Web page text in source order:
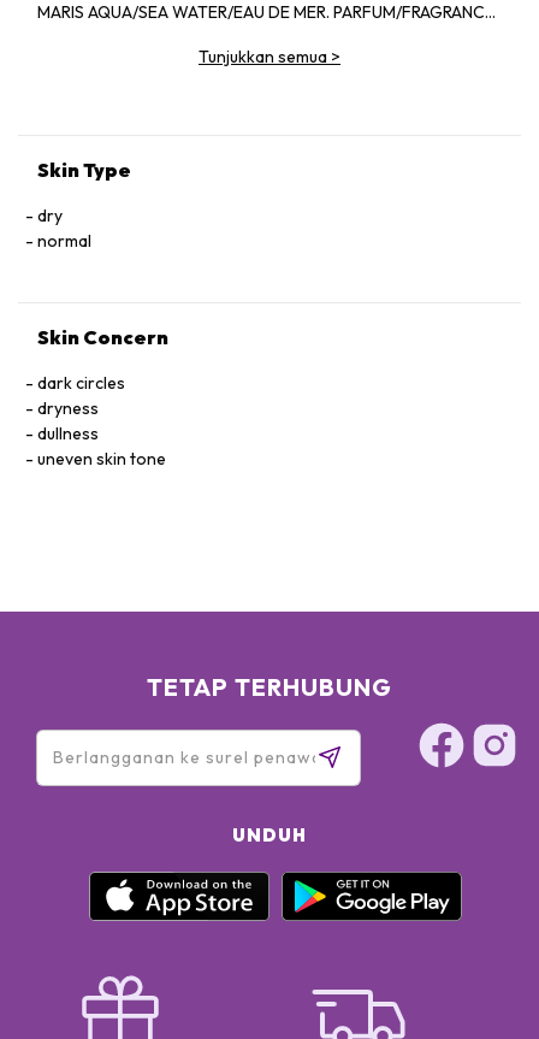
MARIS AQUA/SEA WATER/EAU DE MER. PARFUM/FRAGRANCE.
LIMONENE. PHENYLPROPANOL. PHENETHYL ALCOHOL.
GERANIOL. SACCHARIDE ISOMERATE. ALPHA-ISOMETHYL
SATIVUS FLOWER EXTRACT
Tunjukkan semua >
Skin Type
dry
normal
Skin Concern
dark circles
dryness
dullness
uneven skin tone
TETAP TERHUBUNG
UNDUH